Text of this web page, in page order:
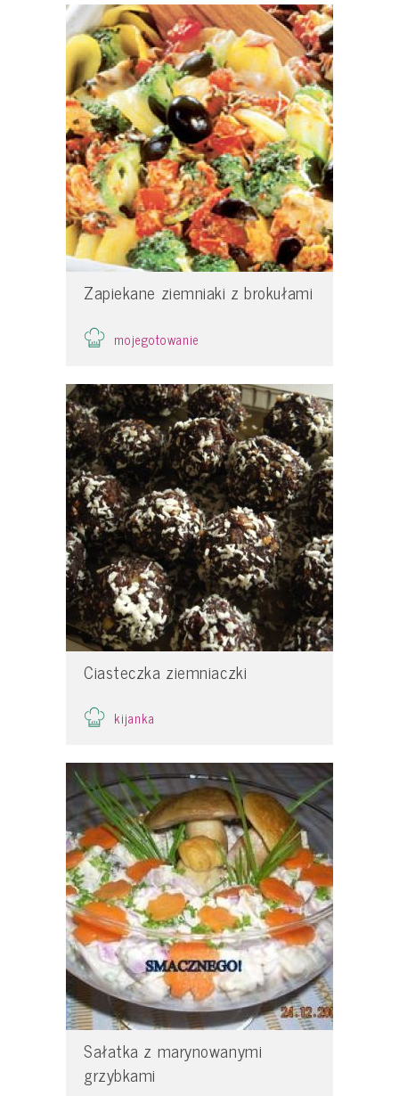
Zapiekane ziemniaki z brokułami
mojegotowanie
Ciasteczka ziemniaczki
kijanka
Sałatka z marynowanymi
grzybkami